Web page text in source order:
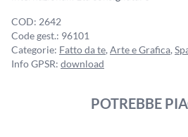
COD: 2642
Code gest.: 96101
Categorie: Fatto da te, Arte e Grafica,
Info GPSR: download
POTREBBE